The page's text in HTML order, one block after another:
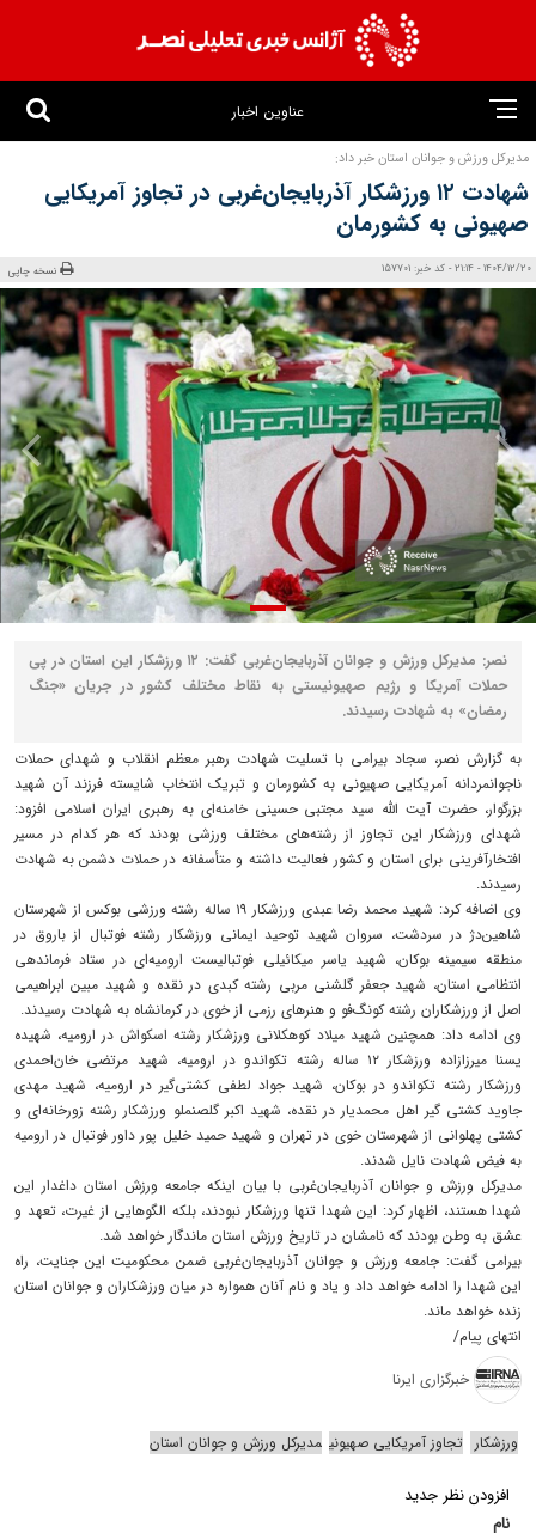
عناوین اخبار
مدیرکل ورزش و جوانان استان خبر داد:
شهادت ۱۲ ورزشکار آذربایجان‌غربی در تجاوز آمریکایی
صهیونی به کشورمان
1404/12/20 - 21:14 - کد خبر: 157701 نسخه چاپی
نصر: مدیرکل ورزش و جوانان آذربایجان‌غربی گفت: ۱۲ ورزشکار این استان در پی
حملات آمریکا و رژیم صهیونیستی به نقاط مختلف کشور در جریان «جنگ
رمضان» به شهادت رسیدند.
به گزارش نصر، سجاد بیرامی با تسلیت شهادت رهبر معظم انقلاب و شهدای حملات
ناجوانمردانه آمریکایی صهیونی به کشورمان و تبریک انتخاب شایسته فرزند آن شهید
بزرگوار، حضرت آیت الله سید مجتبی حسینی خامنه‌ای به رهبری ایران اسلامی افزود:
شهدای ورزشکار این تجاوز از رشته‌های مختلف ورزشی بودند که هر کدام در مسیر
افتخارآفرینی برای استان و کشور فعالیت داشته و متأسفانه در حملات دشمن به شهادت
رسیدند.
وی اضافه کرد: شهید محمد رضا عبدی ورزشکار ۱۹ ساله رشته ورزشی بوکس از شهرستان
شاهین‌دژ در سردشت، سروان شهید توحید ایمانی ورزشکار رشته فوتبال از باروق در
منطقه سیمینه بوکان، شهید یاسر میکائیلی فوتبالیست ارومیه‌ای در ستاد فرماندهی
انتظامی استان، شهید جعفر گلشنی مربی رشته کبدی در نقده و شهید مبین ابراهیمی
اصل از ورزشکاران رشته کونگ‌فو و هنرهای رزمی از خوی در کرمانشاه به شهادت رسیدند.
وی ادامه داد: همچنین شهید میلاد کوهکلانی ورزشکار رشته اسکواش در ارومیه، شهیده
یسنا میرزازاده ورزشکار ۱۲ ساله رشته تکواندو در ارومیه، شهید مرتضی خان‌احمدی
ورزشکار رشته تکواندو در بوکان، شهید جواد لطفی کشتی‌گیر در ارومیه، شهید مهدی
جاوید کشتی گیر اهل محمدیار در نقده، شهید اکبر گلصنملو ورزشکار رشته زورخانه‌ای و
کشتی پهلوانی از شهرستان خوی در تهران و شهید حمید خلیل پور داور فوتبال در ارومیه
به فیض شهادت نایل شدند.
مدیرکل ورزش و جوانان آذربایجان‌غربی با بیان اینکه جامعه ورزش استان داغدار این
شهدا هستند، اظهار کرد: این شهدا تنها ورزشکار نبودند، بلکه الگوهایی از غیرت، تعهد و
عشق به وطن بودند که نامشان در تاریخ ورزش استان ماندگار خواهد شد.
بیرامی گفت: جامعه ورزش و جوانان آذربایجان‌غربی ضمن محکومیت این جنایت، راه
این شهدا را ادامه خواهد داد و یاد و نام آنان همواره در میان ورزشکاران و جوانان استان
زنده خواهد ماند.
انتهای پیام/
خبرگزاری ایرنا
ورزشکار تجاوز آمریکایی صهیونی مدیرکل ورزش و جوانان استان
افزودن نظر جدید
نام